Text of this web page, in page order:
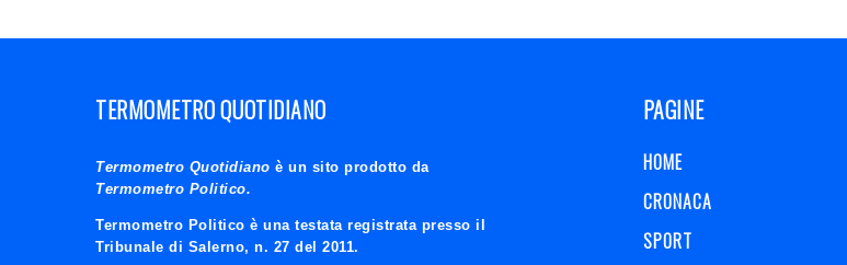
TERMOMETRO QUOTIDIANO
Termometro Quotidiano è un sito prodotto da
Termometro Politico.
Termometro Politico è una testata registrata presso il
Tribunale di Salerno, n. 27 del 2011.
PAGINE
HOME
CRONACA
SPORT